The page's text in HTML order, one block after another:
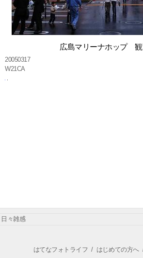
広島マリーナホップ
20050317
W21CA
日々雑感
はてなフォトライフ / はじめての方へ